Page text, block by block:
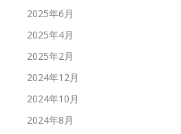
2025年6月
2025年4月
2025年2月
2024年12月
2024年10月
2024年8月